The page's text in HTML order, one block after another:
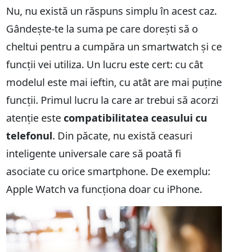
Nu, nu există un răspuns simplu în acest caz.
Gândește-te la suma pe care dorești să o
cheltui pentru a cumpăra un smartwatch și ce
funcții vei utiliza. Un lucru este cert: cu cât
modelul este mai ieftin, cu atât are mai puține
funcții. Primul lucru la care ar trebui să acorzi
atenție este compatibilitatea ceasului cu
telefonul. Din păcate, nu există ceasuri
inteligente universale care să poată fi
asociate cu orice smartphone. De exemplu:
Apple Watch va funcționa doar cu iPhone.